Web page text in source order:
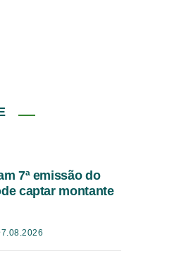
7ª emissão do
captar montante